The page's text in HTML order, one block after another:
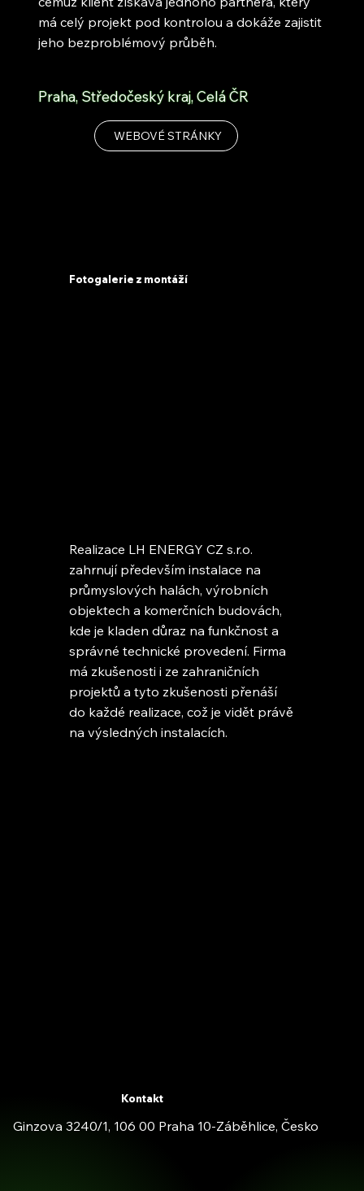
má celý projekt pod kontrolou a dokáže zajistit
jeho bezproblémový průběh.
Praha, Středočeský kraj, Celá ČR
WEBOVÉ STRÁNKY
Kontakt
Ginzova 3240/1, 106 00 Praha 10-Záběhlice, Česko
Fotogalerie z montáží
Realizace LH ENERGY CZ s.r.o.
zahrnují především instalace na
průmyslových halách, výrobních
objektech a komerčních budovách,
kde je kladen důraz na funkčnost a
správné technické provedení. Firma
má zkušenosti i ze zahraničních
projektů a tyto zkušenosti přenáší
do každé realizace, což je vidět právě
na výsledných instalacích.